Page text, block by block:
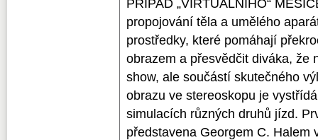
PŘÍPAD „VIRTUÁLNÍHO“
propojování těla a umělého
prostředky, které pomáhají
obrazem a přesvědčit diváka, že
show, ale součástí skutečného
obrazu ve stereoskopu je
simulacích různých druhů jízd.
představena Georgem C. Halem